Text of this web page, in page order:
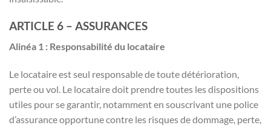
ARTICLE 6 – ASSURANCES
Alinéa 1 : Responsabilité du locataire
Le locataire est seul responsable de toute détérioration,
perte ou vol. Le locataire doit prendre toutes les dispositions
utiles pour se garantir, notamment en souscrivant une police
d’assurance opportune contre les risques de dommage, perte,